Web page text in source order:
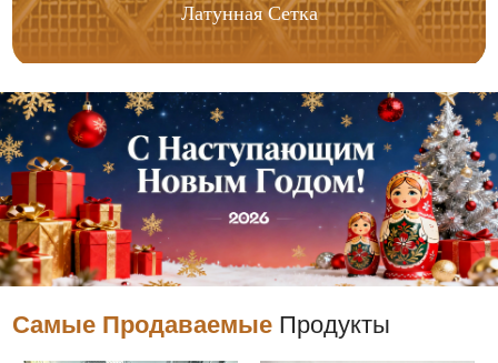
Латунная Сетка
Самые Продаваемые Продукты